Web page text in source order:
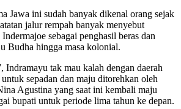
Jawa ini sudah banyak dikenal orang sejak
jalur rempah banyak menyebut
sebagai penghasil beras dan
Budha hingga masa kolonial.
Indramayu tak mau kalah dengan daerah
sepadan dan maju ditorehkan oleh
Agustina yang saat ini kembali maju
bupati untuk periode lima tahun ke depan.